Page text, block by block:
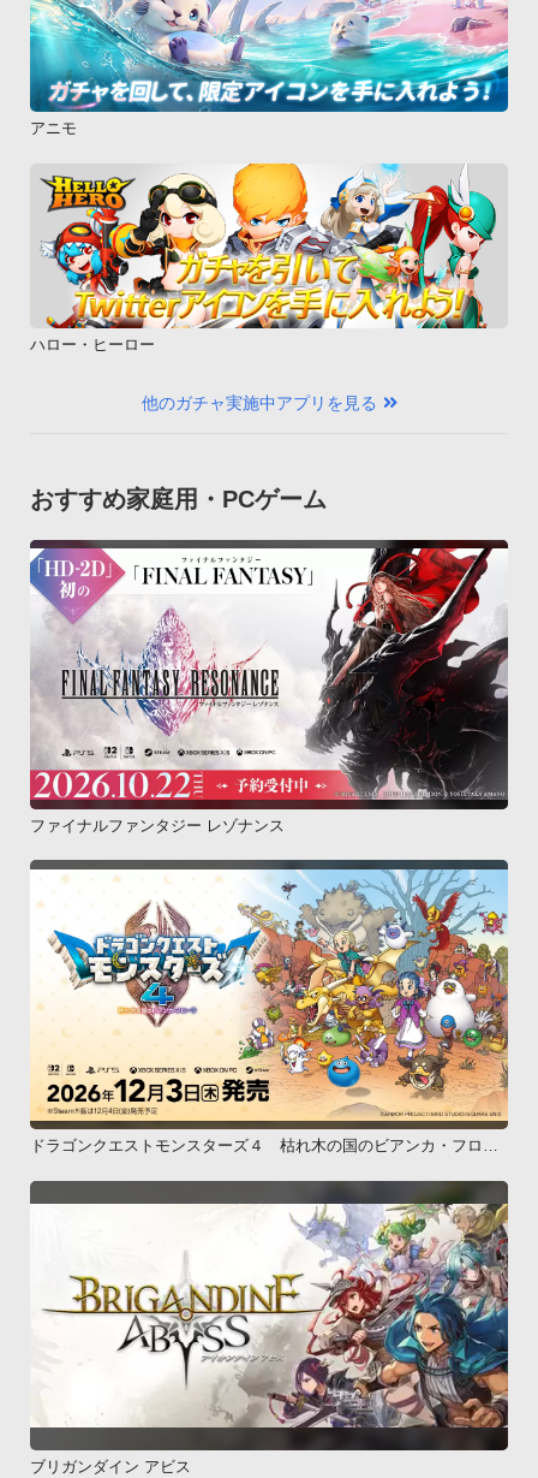
アニモ
ハロー・ヒーロー
他のガチャ実施中アプリを見る
おすすめ家庭用・PCゲーム
ファイナルファンタジー レゾナンス
ドラゴンクエストモンスターズ４ 枯れ木の国のビアンカ・フロー
ブリガンダイン アビス